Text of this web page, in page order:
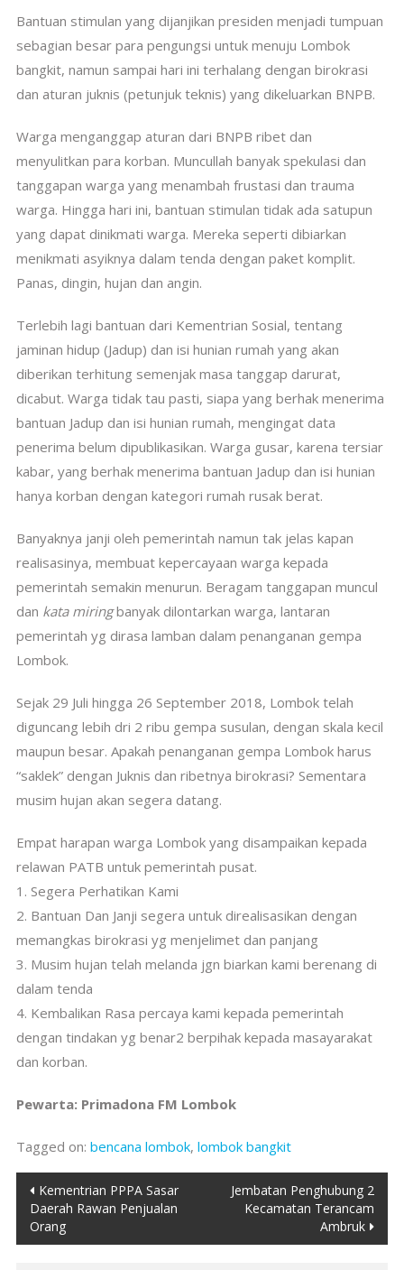
Bantuan stimulan yang dijanjikan presiden menjadi tumpuan
sebagian besar para pengungsi untuk menuju Lombok
bangkit, namun sampai hari ini terhalang dengan birokrasi
dan aturan juknis (petunjuk teknis) yang dikeluarkan BNPB.
Warga menganggap aturan dari BNPB ribet dan
menyulitkan para korban. Muncullah banyak spekulasi dan
tanggapan warga yang menambah frustasi dan trauma
warga. Hingga hari ini, bantuan stimulan tidak ada satupun
yang dapat dinikmati warga. Mereka seperti dibiarkan
menikmati asyiknya dalam tenda dengan paket komplit.
Panas, dingin, hujan dan angin.
Terlebih lagi bantuan dari Kementrian Sosial, tentang
jaminan hidup (Jadup) dan isi hunian rumah yang akan
diberikan terhitung semenjak masa tanggap darurat,
dicabut. Warga tidak tau pasti, siapa yang berhak menerima
bantuan Jadup dan isi hunian rumah, mengingat data
penerima belum dipublikasikan. Warga gusar, karena tersiar
kabar, yang berhak menerima bantuan Jadup dan isi hunian
hanya korban dengan kategori rumah rusak berat.
Banyaknya janji oleh pemerintah namun tak jelas kapan
realisasinya, membuat kepercayaan warga kepada
pemerintah semakin menurun. Beragam tanggapan muncul
dan kata miringbanyak dilontarkan warga, lantaran
pemerintah yg dirasa lamban dalam penanganan gempa
Lombok.
Sejak 29 Juli hingga 26 September 2018, Lombok telah
diguncang lebih dri 2 ribu gempa susulan, dengan skala kecil
maupun besar. Apakah penanganan gempa Lombok harus
“saklek” dengan Juknis dan ribetnya birokrasi? Sementara
musim hujan akan segera datang.
Empat harapan warga Lombok yang disampaikan kepada
relawan PATB untuk pemerintah pusat.
1. Segera Perhatikan Kami
2. Bantuan Dan Janji segera untuk direalisasikan dengan
memangkas birokrasi yg menjelimet dan panjang
3. Musim hujan telah melanda jgn biarkan kami berenang di
dalam tenda
4. Kembalikan Rasa percaya kami kepada pemerintah
dengan tindakan yg benar2 berpihak kepada masayarakat
dan korban.
Pewarta: Primadona FM Lombok
Tagged on: bencana lombok, lombok bangkit
Post
navigation
Kementrian PPPA Sasar
Daerah Rawan Penjualan
Orang
Jembatan Penghubung 2
Kecamatan Terancam
Ambruk